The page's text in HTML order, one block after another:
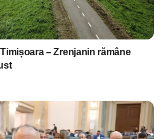
– Zrenjanin rămâne